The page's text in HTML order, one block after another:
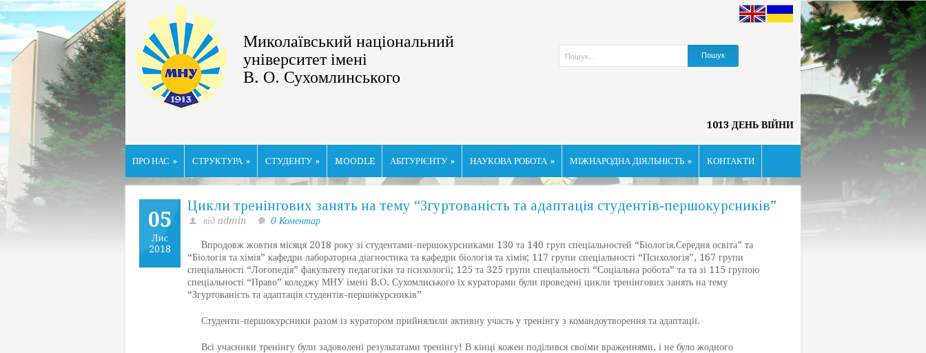
Миколаївський національний
університет імені
В. О. Сухомлинського
1013 ДЕНЬ ВІЙНИ
ПРО НАС » СТРУКТУРА » СТУДЕНТУ » MOODLE АБІТУРІЄНТУ » НАУКОВА РОБОТА » МІЖНАРОДНА ДІЯЛЬНІСТЬ » КОНТАКТИ
05
Лис
2018
Цикли тренінгових занять на тему “Згуртованість та адаптація студентів-першокурсників”
від admin 0 Коментар
Впродовж жовтня місяця 2018 року зі студентами-першокурсниками 130 та 140 груп спеціальностей “Біологія.Середня освіта” та
“Біологія та хімія” кафедри лабораторна діагностика та кафедри біологія та хімія; 117 групи спеціальності “Психологія”, 167 групи
спеціальності “Логопедія” факультету педагогіки та психології; 125 та 325 групи спеціальності “Соціальна робота” та та зі 115 групою
спеціальності “Право” коледжу МНУ імені В.О. Сухомлиського їх кураторами були проведені цикли тренінгових занять на тему
“Згуртованість та адаптація студентів-першокурсників”
Студенти-першокурсники разом із куратором прийнялили активну участь у тренінгу з командоутворення та адаптації.
Всі учасники тренінгу були задоволені результатами тренінгу! В кінці кожен поділився своїми враженнями, і не було жодного